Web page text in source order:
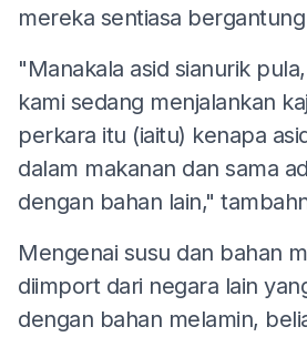
mereka sentiasa
"Manakala asid sianurik
kami sedang menjalankan
perkara itu (iaitu) kenapa
dalam makanan dan sama
dengan bahan lain,"
Mengenai susu dan bahan
diimport dari negara lain
dengan bahan melamin,